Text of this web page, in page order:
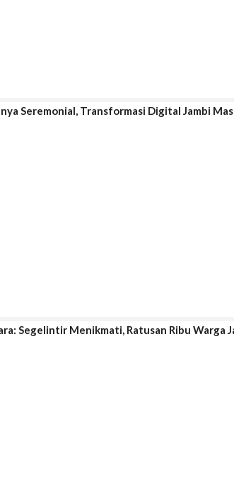
Seremonial, Transformasi Digital Jambi
Segelintir Menikmati, Ratusan Ribu Warga